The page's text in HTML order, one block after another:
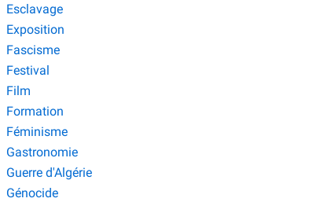
Esclavage
Exposition
Fascisme
Festival
Film
Formation
Féminisme
Gastronomie
Guerre d'Algérie
Génocide